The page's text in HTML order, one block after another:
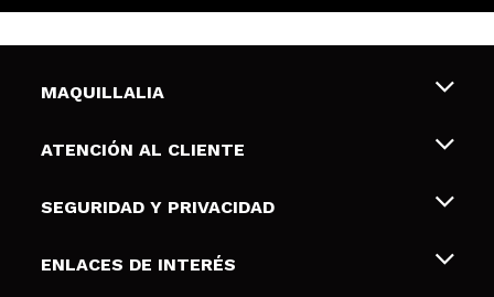
MAQUILLALIA
Sobre nosotros
Tarjetas de Regalo
ATENCIÓN AL CLIENTE
Envíos y devoluciones
Formas de pago
SEGURIDAD Y PRIVACIDAD
Terminos y condiciones de uso
ENLACES DE INTERÉS